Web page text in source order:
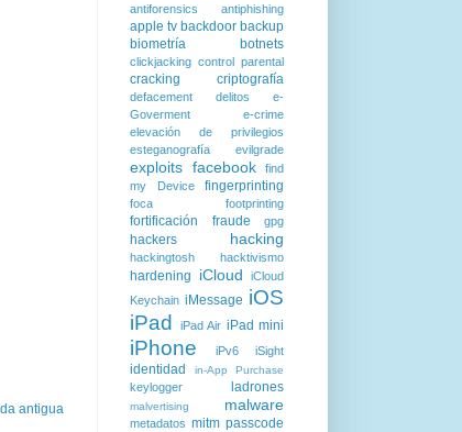
antigua
antiforensics antiphishing
apple tv backdoor backup
biometría
botnets
clickjacking control parental
cracking criptografía
defacement delitos
e-
Goverment
e-crime
elevación de privilegios
esteganografía
evilgrade
exploits facebook
find
my Device
fingerprinting
foca footprinting
fortificación fraude gpg
hackers hacking
hackingtosh hacktivismo
hardening iCloud
iCloud
Keychain iMessage iOS
iPad
iPad Air iPad mini
iPhone iPv6 iSight
identidad in-App Purchase
keylogger ladrones
malvertising malware
metadatos mitm passcode